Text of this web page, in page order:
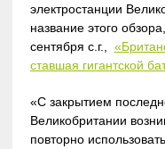
электростанции
название этого
сентября с.г.,
ставшая гигантской
«С закрытием
Великобритании
повторно